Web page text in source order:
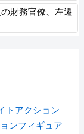
財務官僚、左遷
トアクション
ンフィギュア